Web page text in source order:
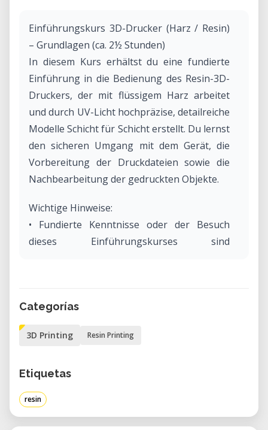
Einführungskurs 3D-Drucker (Harz / Resin)
– Grundlagen (ca. 2½ Stunden)
In diesem Kurs erhältst du eine fundierte
Einführung in die Bedienung des Resin-3D-
Druckers, der mit flüssigem Harz arbeitet
und durch UV-Licht hochpräzise, detailreiche
Modelle Schicht für Schicht erstellt. Du lernst
den sicheren Umgang mit dem Gerät, die
Vorbereitung der Druckdateien sowie die
Nachbearbeitung der gedruckten Objekte.
Wichtige Hinweise:
• Fundierte Kenntnisse oder der Besuch
dieses Einführungskurses sind
Wenn du Interesse hast, diesen Kurs zu
kurse@quartierwerkstatt-viktoria.ch
• Dauer: ca. 2½ Stunden
• Teilnehmerzahl: maximal 4 Personen
Categorías
3D Printing Resin Printing
Etiquetas
resin